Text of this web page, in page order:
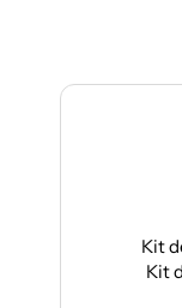
superduke 1290 R
très bonne qualité